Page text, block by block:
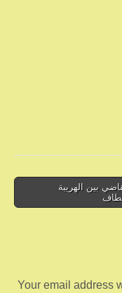
بين الهريبة
Your email address